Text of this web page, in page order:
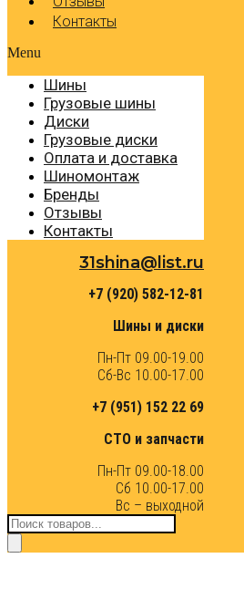
Контакты
Menu
Шины
Грузовые шины
Диски
Грузовые диски
Оплата и доставка
Шиномонтаж
Бренды
Отзывы
Контакты
31shina@list.ru
+7 (920) 582-12-81
Шины и диски
Пн-Пт 09.00-19.00
Сб-Вс 10.00-17.00
+7 (951) 152 22 69
СТО и запчасти
Пн-Пт 09.00-18.00
Сб 10.00-17.00
Вс – выходной
Поиск
товаров